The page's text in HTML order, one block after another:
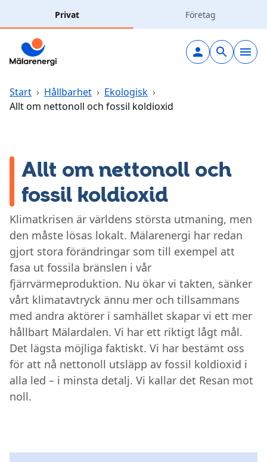
Privat Företag
Elavtal
Elnät
Fjärrvärme
Vatten & avlopp
Hållbarhet
Kundcenter
Avbrott
Start › Hållbarhet › Ekologisk ›
Allt om nettonoll och fossil koldioxid
Allt om nettonoll och
fossil koldioxid
Klimatkrisen är världens största utmaning, men
den måste lösas lokalt. Mälarenergi har redan
gjort stora förändringar som till exempel att
fasa ut fossila bränslen i vår
fjärrvärmeproduktion. Nu ökar vi takten, sänker
vårt klimatavtryck ännu mer och tillsammans
med andra aktörer i samhället skapar vi ett mer
hållbart Mälardalen. Vi har ett riktigt lågt mål.
Det lägsta möjliga faktiskt. Vi har bestämt oss
för att nå nettonoll utsläpp av fossil koldioxid i
alla led – i minsta detalj. Vi kallar det Resan mot
noll.